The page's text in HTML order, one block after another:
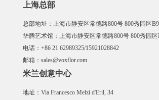
上海总部
总部地址：上海市静安区常德路800号 800秀园区
华腾艺术馆：上海市静安区常德路800号 800秀园区
电话：+86 21 62989325/15921028842
邮箱：sales@voxflor.com
米兰创意中心
地址：Via Francesco Melzi d'Eril, 34